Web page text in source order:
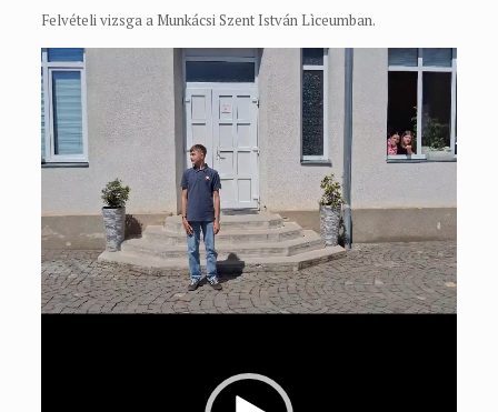
Felvételi vizsga a Munkácsi Szent István Lìceumban.
Videólejátszó